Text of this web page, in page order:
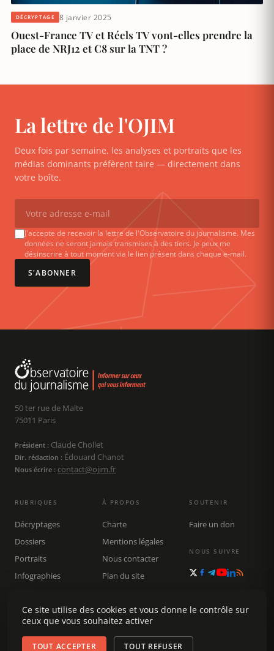
DÉCRYPTAGE 8 janvier 2025
Ouest-France TV et Réels TV vont-elles prendre la
place de NRJ12 et C8 sur la TNT ?
La lettre de l'OJIM
Deux fois par semaine, les analyses et portraits que les
médias dominants préfèrent taire — directement dans
votre boîte.
J'accepte de recevoir la lettre de l'Observatoire du journalisme. Mes
données ne seront jamais transmises à des tiers. Je peux me
désinscrire à tout moment via le lien présent dans chaque e-mail.
S'ABONNER
50 ter rue de Malte
75011 Paris
Président : Claude Chollet
Dir. rédaction : Édouard Chanot
Nous écrire : contact@ojim.fr
RUBRIQUES
Décryptages
Dossiers
Portraits
Infographies
Rechercher
À PROPOS
Charte
Mentions légales
Nous contacter
Plan du site
SOUTENIR
Faire un don
NOUS SUIVRE
Ce site utilise des cookies et vous donne le contrôle sur
ceux que vous souhaitez activer
TOUT ACCEPTER TOUT REFUSER